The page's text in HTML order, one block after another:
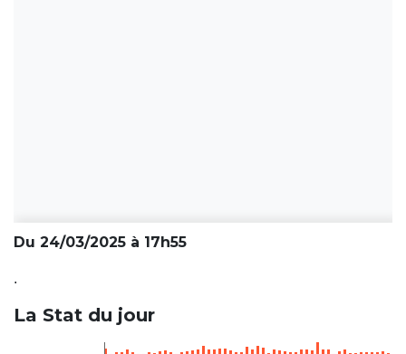
Du 24/03/2025 à 17h55
.
La Stat du jour